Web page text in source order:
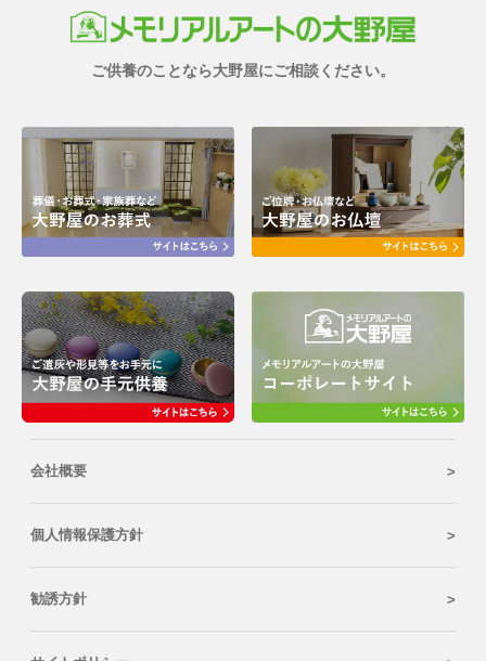
ご供養のことなら大野屋にご相談ください。
会社概要
個人情報保護方針
勧誘方針